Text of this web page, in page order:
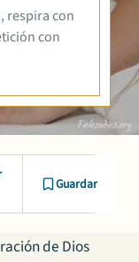
respira con
con
Guardar
de Dios